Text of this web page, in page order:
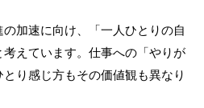
加速に向け、「一人ひとりの自
えています。仕事への「やりが
り感じ方もその価値観も異なり